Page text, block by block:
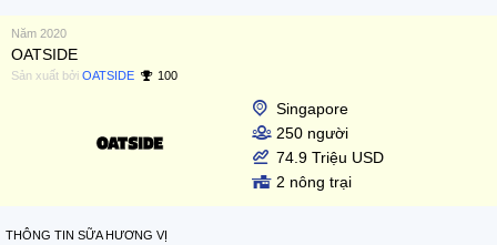
Năm 2020
OATSIDE
Sản xuất bởi OATSIDE 100
Singapore
250 người
74.9 Triệu USD
2 nông trại
THÔNG TIN SỮA HƯƠNG VỊ